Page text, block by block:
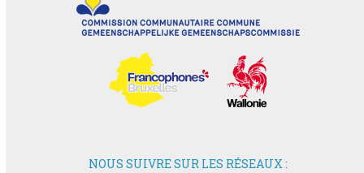
NOUS SUIVRE SUR LES RÉSEAUX :